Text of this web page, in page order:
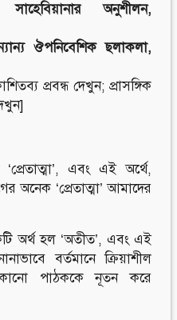
সাহেবিয়ানার অনুশীলন,
ঔপনিবেশিক ছলাকলা,
প্রবন্ধ দেখুন; প্রাসঙ্গিক
এবং এই অর্থে,
অনেক ‘প্রেতাত্মা’ আমাদের
অর্থ হল ‘অতীত’, এবং এই
বর্তমানে ক্রিয়াশীল
পাঠককে নূতন করে